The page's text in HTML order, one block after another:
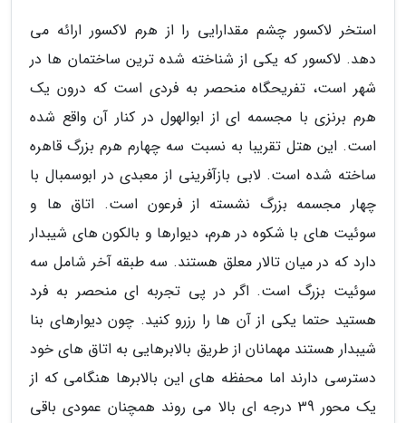
استخر لاکسور چشم مقدارایی را از هرم لاکسور ارائه می
دهد. لاکسور که یکی از شناخته شده ترین ساختمان ها در
شهر است، تفریحگاه منحصر به فردی است که درون یک
هرم برنزی با مجسمه ای از ابوالهول در کنار آن واقع شده
است. این هتل تقریبا به نسبت سه چهارم هرم بزرگ قاهره
ساخته شده است. لابی بازآفرینی از معبدی در ابوسمبال با
چهار مجسمه بزرگ نشسته از فرعون است. اتاق ها و
سوئیت های با شکوه در هرم، دیوارها و بالکون های شیبدار
دارد که در میان تالار معلق هستند. سه طبقه آخر شامل سه
سوئیت بزرگ است. اگر در پی تجربه ای منحصر به فرد
هستید حتما یکی از آن ها را رزرو کنید. چون دیوارهای بنا
شیبدار هستند مهمانان از طریق بالابرهایی به اتاق های خود
دسترسی دارند اما محفظه های این بالابرها هنگامی که از
یک محور 39 درجه ای بالا می روند همچنان عمودی باقی